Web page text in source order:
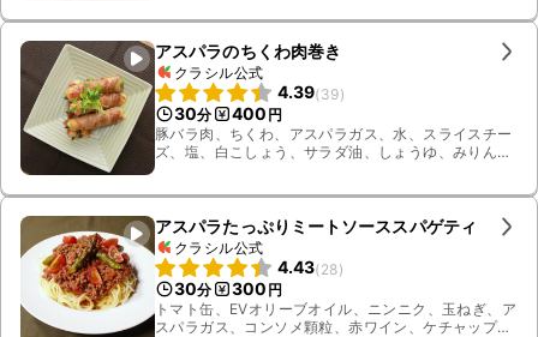
アスパラのちくわ肉巻き
クラシル公式
4.39(39)
30分 400 円
豚バラ肉、ちくわ、アスパラガス、水、スライスチー
ズ、塩、白こしょう、サラダ油、しょうゆ、みりん、
アスパラたっぷりミートソーススパゲティ
クラシル公式
4.43(28)
30分 300 円
トマト缶、EVオリーブオイル、ニンニク、玉ねぎ、ア
スパラガス、コンソメ顆粒、赤ワイン、ケチャップ、